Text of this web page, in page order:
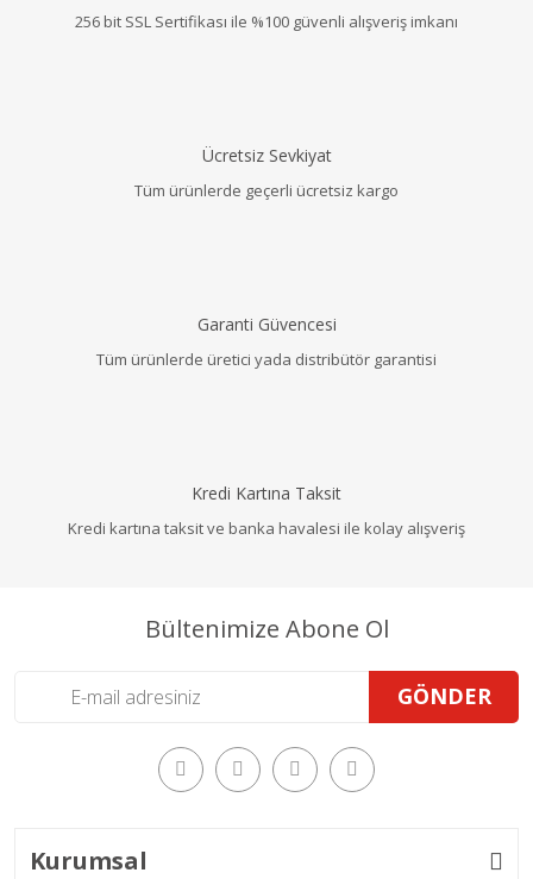
256 bit SSL Sertifikası ile %100 güvenli alışveriş imkanı
Ücretsiz Sevkiyat
Tüm ürünlerde geçerli ücretsiz kargo
Garanti Güvencesi
Tüm ürünlerde üretici yada distribütör garantisi
Kredi Kartına Taksit
Kredi kartına taksit ve banka havalesi ile kolay alışveriş
Bültenimize Abone Ol
GÖNDER
Kurumsal